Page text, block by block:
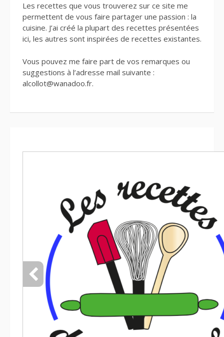
Les recettes que vous trouverez sur ce site me
permettent de vous faire partager une passion : la
cuisine. J’ai créé la plupart des recettes présentées
ici, les autres sont inspirées de recettes existantes.
Vous pouvez me faire part de vos remarques ou
suggestions à l’adresse mail suivante :
alcollot@wanadoo.fr.